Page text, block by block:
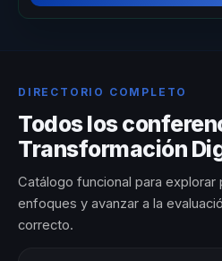
DIRECTORIO COMPLETO
Todos los
Transformación
Catálogo funcional para
enfoques y avanzar a la
correcto.